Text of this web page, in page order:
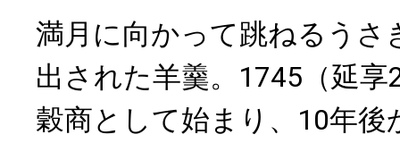
満月に向かって跳ねるうさ
出された羊羹。1745（延
穀商として始まり、10年後